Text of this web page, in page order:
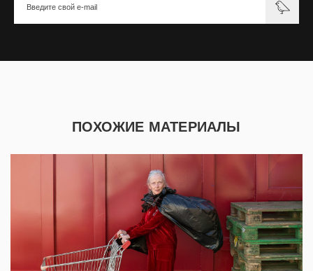
ПОХОЖИЕ МАТЕРИАЛЫ